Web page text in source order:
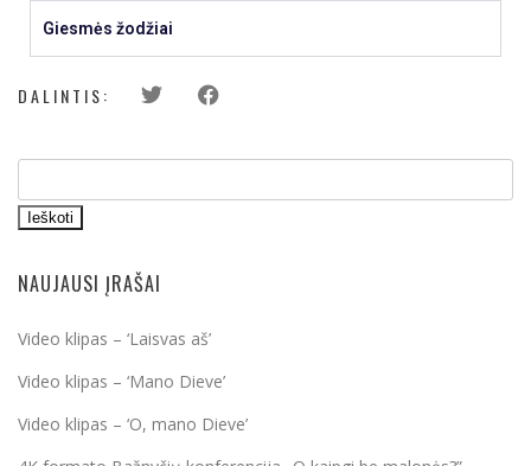
Giesmės žodžiai
DALINTIS:
Ieškoti
NAUJAUSI ĮRAŠAI
Video klipas – ‘Laisvas aš’
Video klipas – ‘Mano Dieve’
Video klipas – ‘O, mano Dieve’